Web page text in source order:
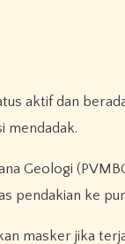
aktif dan
mendadak.
Geologi
pendakian ke
masker jika